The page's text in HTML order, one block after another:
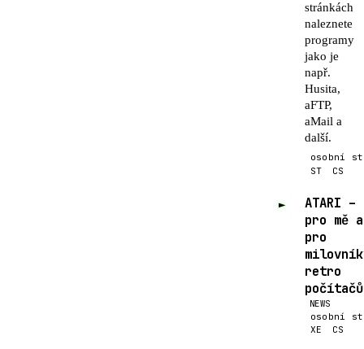
stránkách
naleznete
programy
jako je
např.
Husita,
aFTP,
aMail a
další.
osobní
ST
CS
►
ATARI –
pro mě a
pro
retro
počítačů
NEWS
osobní
XE
CS